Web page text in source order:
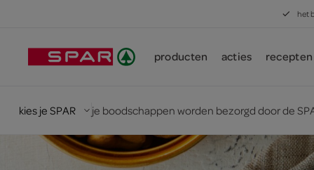
het
producten acties recepten
kies je SPAR je boodschappen worden bezorgd door de